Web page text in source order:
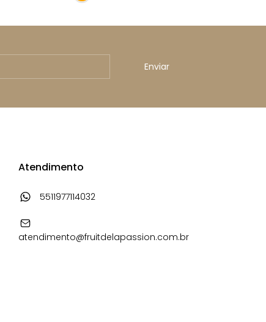
Atendimento
5511977114032
atendimento@fruitdelapassion.com.br